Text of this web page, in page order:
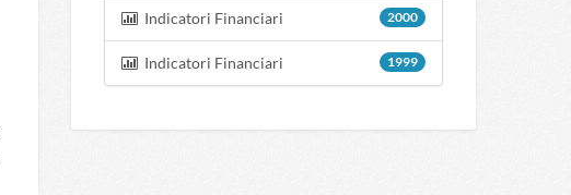
Indicatori Financiari 2000
Indicatori Financiari 1999